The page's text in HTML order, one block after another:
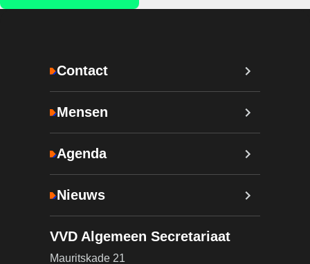
Contact
Mensen
Agenda
Nieuws
VVD Algemeen Secretariaat
Mauritskade 21